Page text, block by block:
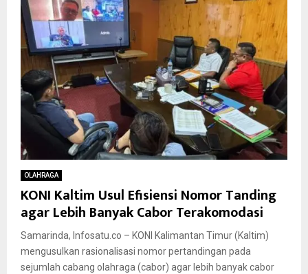
OLAHRAGA
KONI Kaltim Usul Efisiensi Nomor Tanding
agar Lebih Banyak Cabor Terakomodasi
Samarinda, Infosatu.co – KONI Kalimantan Timur (Kaltim)
mengusulkan rasionalisasi nomor pertandingan pada
sejumlah cabang olahraga (cabor) agar lebih banyak cabor